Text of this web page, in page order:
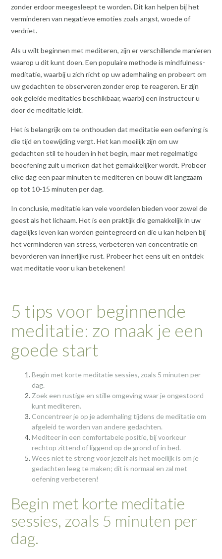
zonder erdoor meegesleept te worden. Dit kan helpen bij het
verminderen van negatieve emoties zoals angst, woede of
verdriet.
Als u wilt beginnen met mediteren, zijn er verschillende manieren
waarop u dit kunt doen. Een populaire methode is mindfulness-
meditatie, waarbij u zich richt op uw ademhaling en probeert om
uw gedachten te observeren zonder erop te reageren. Er zijn
ook geleide meditaties beschikbaar, waarbij een instructeur u
door de meditatie leidt.
Het is belangrijk om te onthouden dat meditatie een oefening is
die tijd en toewijding vergt. Het kan moeilijk zijn om uw
gedachten stil te houden in het begin, maar met regelmatige
beoefening zult u merken dat het gemakkelijker wordt. Probeer
elke dag een paar minuten te mediteren en bouw dit langzaam
op tot 10-15 minuten per dag.
In conclusie, meditatie kan vele voordelen bieden voor zowel de
geest als het lichaam. Het is een praktijk die gemakkelijk in uw
dagelijks leven kan worden geïntegreerd en die u kan helpen bij
het verminderen van stress, verbeteren van concentratie en
bevorderen van innerlijke rust. Probeer het eens uit en ontdek
wat meditatie voor u kan betekenen!
5 tips voor beginnende
meditatie: zo maak je een
goede start
Begin met korte meditatie sessies, zoals 5 minuten per
dag.
Zoek een rustige en stille omgeving waar je ongestoord
kunt mediteren.
Concentreer je op je ademhaling tijdens de meditatie om
afgeleid te worden van andere gedachten.
Mediteer in een comfortabele positie, bij voorkeur
rechtop zittend of liggend op de grond of in bed.
Wees niet te streng voor jezelf als het moeilijk is om je
gedachten leeg te maken; dit is normaal en zal met
oefening verbeteren!
Begin met korte meditatie
sessies, zoals 5 minuten per
dag.